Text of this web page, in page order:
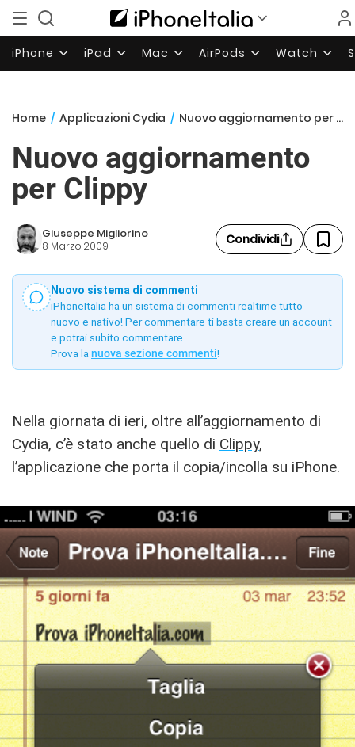
iPhone iPad Mac AirPods Watch
Home / Applicazioni Cydia / Nuovo aggiornamento per Clippy
Nuovo aggiornamento
per Clippy
Giuseppe Migliorino
8 Marzo 2009 Condividi
Nuovo sistema di commenti
iPhoneItalia ha un sistema di commenti realtime tutto
nuovo e nativo! Per commentare ti basta creare un account
e potrai subito commentare.
Prova la nuova sezione commenti!
Nella giornata di ieri, oltre all’aggiornamento di
Cydia, c’è stato anche quello di Clippy,
l’applicazione che porta il copia/incolla su iPhone.